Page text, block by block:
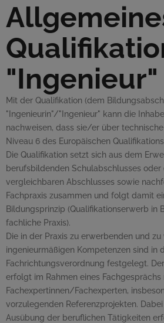
"Ingenieur"
Mit der Qualifikation (dem
" Ingenieurin"/" Ingenieur" kann die
nachweisen, dass sie/er über
Niveau 6 des Europäischen
Die Qualifikation setzt sich aus dem
berufsbildenden Schulabschlusses oder
vergleichbaren Abschlusses sowie
Fachpraxis zusammen und folgt damit
Bildungsprinzip (Qualifikationserwerb in
fachliche Praxis).
Die in der Praxis zu erwerbenden und
ingenieurmäßigen Kompetenzen sind in
Fachrichtungsverordnung festgelegt.
erfolgt im Rahmen eines Fachgesprächs
Fachexpertinnen/Fachexperten,
vorzulegenden Referenzprojekten.
Ausübung der beruflichen Tätigkeiten